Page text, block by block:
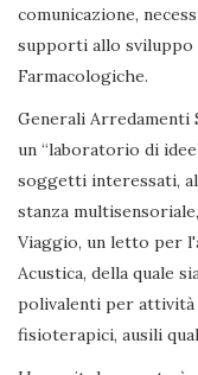
comunicazione,
supporti allo sviluppo
Farmacologiche.
Generali
un “laboratorio di
soggetti interessati,
stanza
Viaggio, un letto per
Acustica, della quale
polivalenti per attività
fisioterapici, ausili